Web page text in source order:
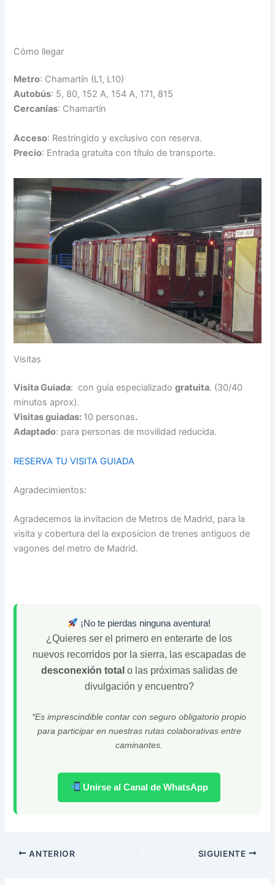
Cómo llegar
Metro: Chamartín (L1, L10)
Autobús: 5, 80, 152 A, 154 A, 171, 815
Cercanías: Chamartín
Acceso: Restringido y exclusivo con reserva.
Precio: Entrada gratuita con título de transporte.
Visitas
Visita Guiada: con guía especializadogratuita. (30/40
minutos aprox).
Visitas guiadas: 10 personas.
Adaptado: para personas de movilidad reducida.
RESERVA TU VISITA GUIADA
Agradecimientos:
Agradecemos la invitacion de Metros de Madrid, para la
visita y cobertura del la exposicion de trenes antiguos de
vagones del metro de Madrid.
¡No te pierdas ninguna aventura!
¿Quieres ser el primero en enterarte de los
nuevos recorridos por la sierra, las escapadas de
desconexión total o las próximas salidas de
divulgación y encuentro?
*Es imprescindible contar con seguro obligatorio propio
para participar en nuestras rutas colaborativas entre
caminantes.
Unirse al Canal de WhatsApp
ANTERIOR SIGUIENTE